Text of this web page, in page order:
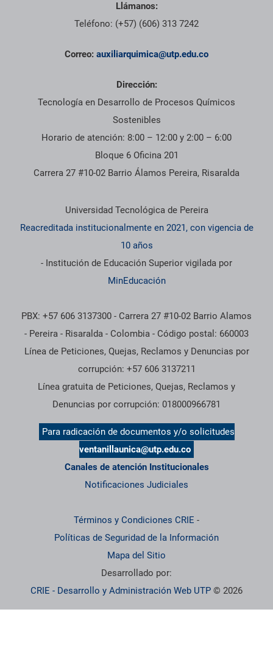
Llámanos:
Teléfono: (+57) (606) 313 7242
Correo: auxiliarquimica@utp.edu.co
Dirección:
Tecnología en Desarrollo de Procesos Químicos
Sostenibles
Horario de atención: 8:00 – 12:00 y 2:00 – 6:00
Bloque 6 Oficina 201
Carrera 27 #10-02 Barrio Álamos Pereira, Risaralda
Información institucional
Universidad Tecnológica de Pereira
Reacreditada institucionalmente en 2021, con vigencia de
10 años
- Institución de Educación Superior vigilada por
MinEducación
PBX: +57 606 3137300 - Carrera 27 #10-02 Barrio Alamos
- Pereira - Risaralda - Colombia - Código postal: 660003
Línea de Peticiones, Quejas, Reclamos y Denuncias por
corrupción: +57 606 3137211
Línea gratuita de Peticiones, Quejas, Reclamos y
Denuncias por corrupción: 018000966781
Para radicación de documentos y/o solicitudes
ventanillaunica@utp.edu.co
Canales de atención Institucionales
Notificaciones Judiciales
Términos y Condiciones CRIE -
Políticas de Seguridad de la Información
Mapa del Sitio
Desarrollado por:
CRIE - Desarrollo y Administración Web UTP © 2026